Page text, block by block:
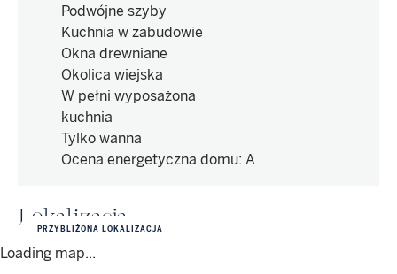
Podwójne szyby
Kuchnia w zabudowie
Okna drewniane
Okolica wiejska
W pełni wyposażona
kuchnia
Tylko wanna
Ocena energetyczna domu: A
Lokalizacja
Loading map...
PRZYBLIŻONA LOKALIZACJA